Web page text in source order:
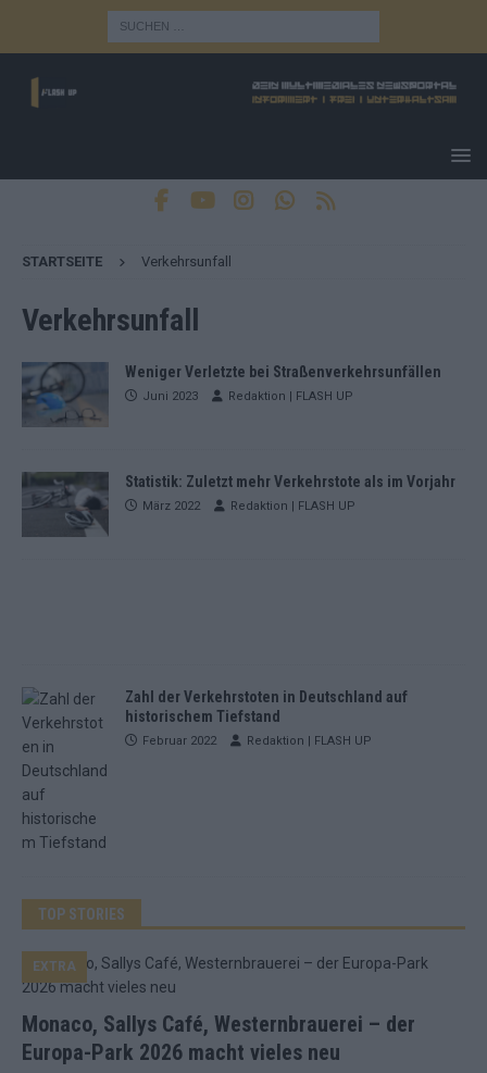
STARTSEITE Verkehrsunfall
Verkehrsunfall
Weniger Verletzte bei Straßenverkehrsunfällen
Juni 2023 Redaktion | FLASH UP
Statistik: Zuletzt mehr Verkehrstote als im Vorjahr
März 2022 Redaktion | FLASH UP
Zahl der Verkehrstoten in Deutschland auf
historischem Tiefstand
Februar 2022 Redaktion | FLASH UP
TOP STORIES
Monaco, Sallys Café, Westernbrauerei – der
Europa-Park 2026 macht vieles neu
EXTRA